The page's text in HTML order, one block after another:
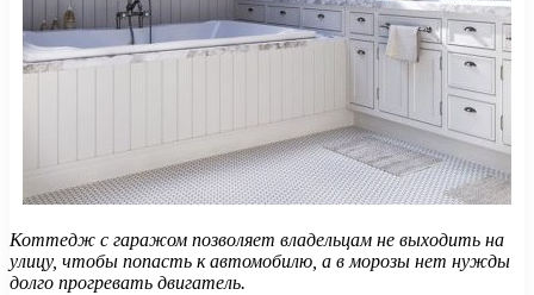
Коттедж с гаражом позволяет владельцам не выходить на
улицу, чтобы попасть к автомобилю, а в морозы нет нужды
долго прогревать двигатель.